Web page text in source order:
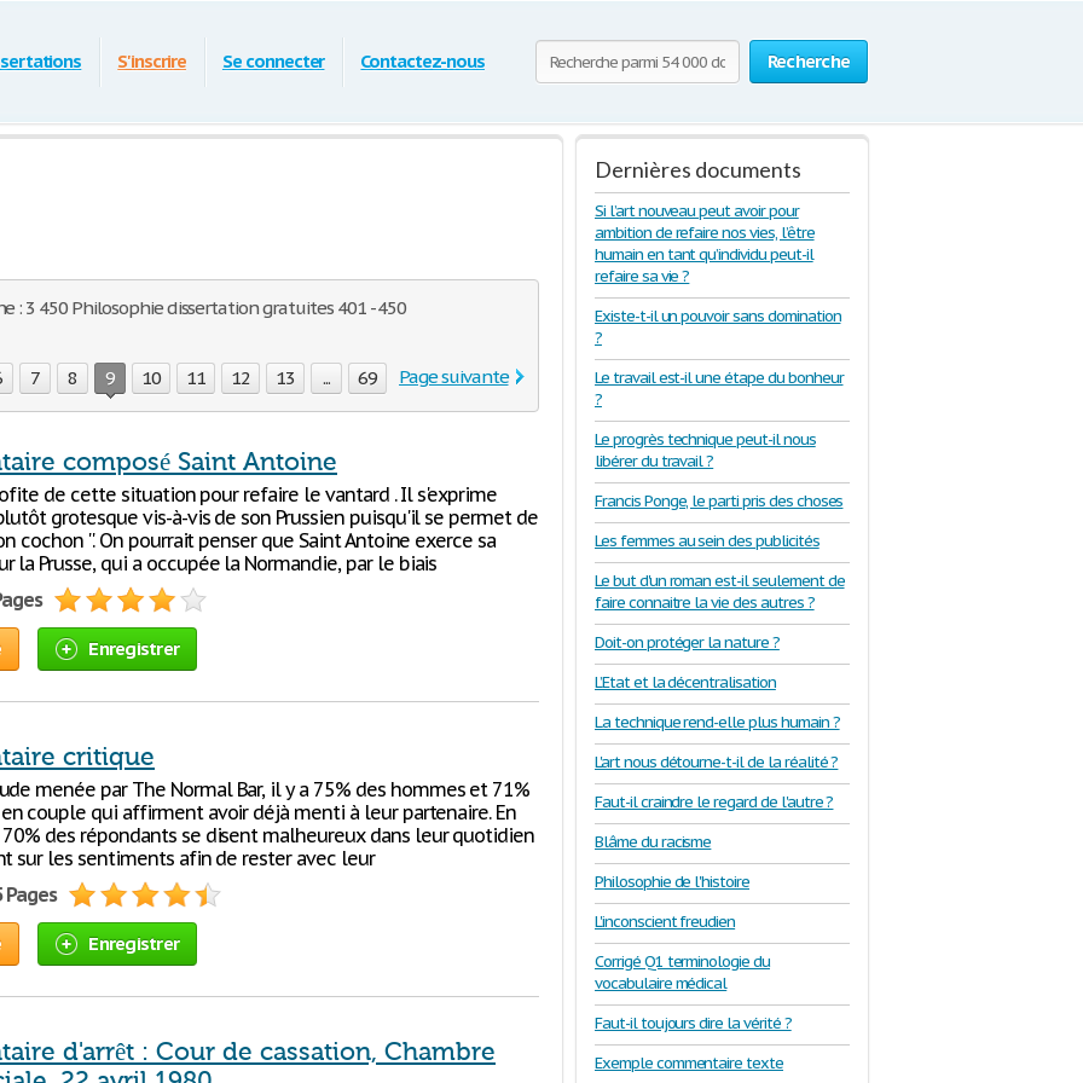
Recherche
S'inscrire Se connecter Contactez-nous
: 3 450 Philosophie dissertation gratuites 401 - 450
7 8 9 10 11 12 13 ... 69 Page suivante
composé Saint Antoine
de cette situation pour refaire le vantard . Il s'exprime
grotesque vis-à-vis de son Prussien puisqu'il se permet de
cochon ''. On pourrait penser que Saint Antoine exerce sa
la Prusse, qui a occupée la Normandie, par le biais
Enregistrer
critique
menée par The Normal Bar, il y a 75% des hommes et 71%
couple qui affirment avoir déjà menti à leur partenaire. En
des répondants se disent malheureux dans leur quotidien
sur les sentiments afin de rester avec leur
Pages
Enregistrer
d'arrêt : Cour de cassation, Chambre
Dernières documents
Si l’art nouveau peut avoir pour
ambition de refaire nos vies, l’être
humain en tant qu’individu peut-il
refaire sa vie ?
Existe-t-il un pouvoir sans domination
?
Le travail est-il une étape du bonheur
?
Le progrès technique peut-il nous
libérer du travail ?
Francis Ponge, le parti pris des choses
Les femmes au sein des publicités
Le but d'un roman est-il seulement de
faire connaitre la vie des autres ?
Doit-on protéger la nature ?
L’Etat et la décentralisation
La technique rend-elle plus humain ?
L'art nous détourne-t-il de la réalité ?
Faut-il craindre le regard de l'autre ?
Blâme du racisme
Philosophie de l'histoire
L'inconscient freudien
Corrigé Q1 terminologie du
vocabulaire médical
Faut-il toujours dire la vérité ?
Exemple commentaire texte